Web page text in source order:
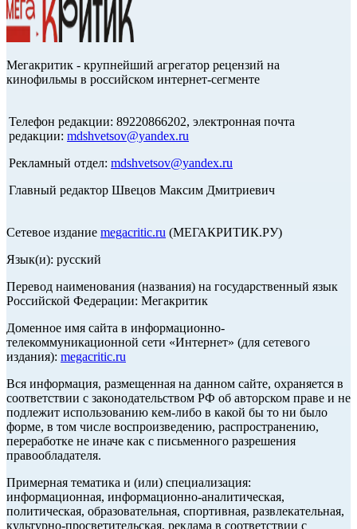
Мегакритик - крупнейший агрегатор рецензий на
кинофильмы в российском интернет-сегменте
Телефон редакции: 89220866202, электронная почта
редакции: mdshvetsov@yandex.ru
Рекламный отдел: mdshvetsov@yandex.ru
Главный редактор Швецов Максим Дмитриевич
Сетевое издание megacritic.ru (МЕГАКРИТИК.РУ)
Язык(и): русский
Перевод наименования (названия) на государственный язык
Российской Федерации: Мегакритик
Доменное имя сайта в информационно-
телекоммуникационной сети «Интернет» (для сетевого
издания): megacritic.ru
Вся информация, размещенная на данном сайте, охраняется в
соответствии с законодательством РФ об авторском праве и не
подлежит использованию кем-либо в какой бы то ни было
форме, в том числе воспроизведению, распространению,
переработке не иначе как с письменного разрешения
правообладателя.
Примерная тематика и (или) специализация:
информационная, информационно-аналитическая,
политическая, образовательная, спортивная, развлекательная,
культурно-просветительская, реклама в соответствии с